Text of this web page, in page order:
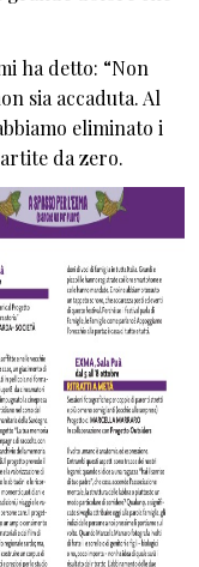
ha detto: “Non
sia accaduta. Al
eliminato i
da zero.